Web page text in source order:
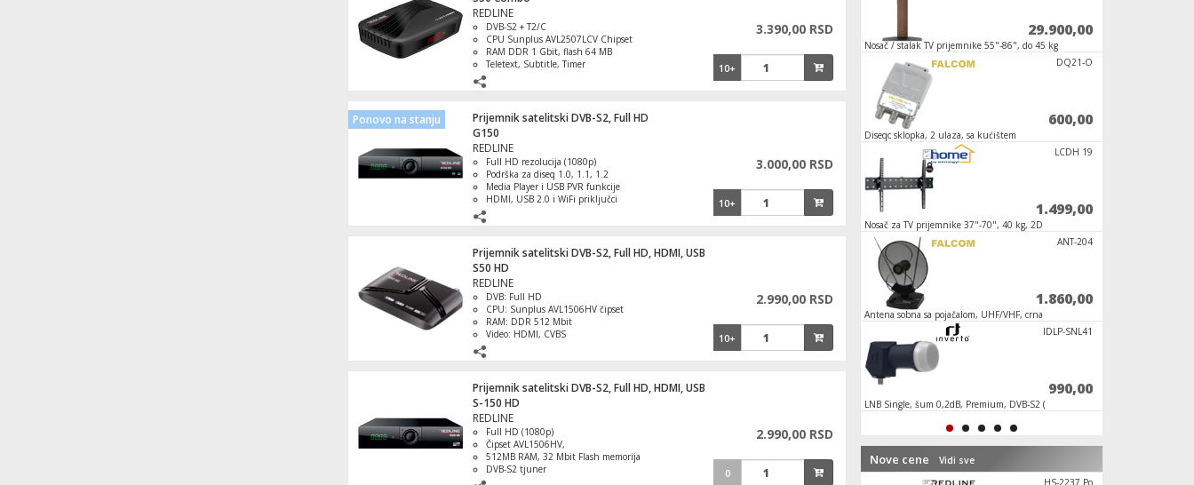
REDLINE
DVB-S2 + T2/C
CPU Sunplus AVL2507LCV Chipset
RAM DDR 1 Gbit, flash 64 MB
Teletext, Subtitle, Timer
mm)
3.390,00 RSD
10+
Ponovo na stanju
Prijemnik satelitski DVB-S2, Full HD
G150
REDLINE
Full HD rezolucija (1080p)
Podrška za diseq 1.0, 1.1, 1.2
Media Player i USB PVR funkcije
HDMI, USB 2.0 i WiFi priključci
OTA.
3.000,00 RSD
10+
Prijemnik satelitski DVB-S2, Full HD, HDMI, USB
S50 HD
REDLINE
DVB: Full HD
CPU: Sunplus AVL1506HV čipset
RAM: DDR 512 Mbit
Video: HDMI, CVBS
2.990,00 RSD
10+
Prijemnik satelitski DVB-S2, Full HD, HDMI, USB
S-150 HD
REDLINE
Full HD (1080p)
Čipset AVL1506HV,
512MB RAM, 32 Mbit Flash memorija
DVB-S2 tjuner
2.990,00 RSD
0
Daljinski upravljač za LG TV i SMART
990,00
P-58 L700
Daljinski upravljač za Thomson TV prijemnike
990,00
Antena UHF, 92 elementa, F/B ratio 30db,
6.699,00
X-FINDER 3
Nosač / stalak TV prijemnike 55"-86", do 45 kg
29.900,00
Diseqc sklopka, 2 ulaza, sa kućištem
DQ21-O
600,00
Nosač za TV prijemnike 37"-70", 40 kg, 2D
LCDH 19
1.499,00
Antena sobna sa pojačalom, UHF/VHF, crna
ANT-204
1.860,00
LNB Single, šum 0,2dB, Premium, DVB-S2 (
IDLP-SNL41
990,00
Nove cene Vidi sve
FZ 56 HS-2237 Po